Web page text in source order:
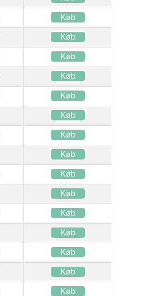
Køb
Køb
Køb
Køb
Køb
Køb
Køb
Køb
Køb
Køb
Køb
Køb
Køb
Køb
Køb